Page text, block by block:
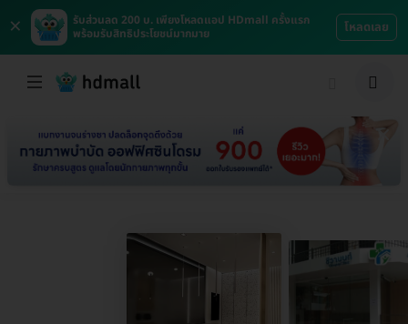
×
รับส่วนลด 200 บ. เพียงโหลดแอป HDmall ครั้งแรก
พร้อมรับสิทธิประโยชน์มากมาย
โหลดเลย